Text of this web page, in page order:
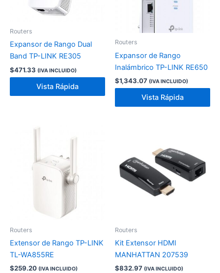
Routers
Expansor de Rango Dual
Band TP-LINK RE305
$471.33 (IVA INCLUIDO)
Vista Rápida
Routers
Expansor de Rango
Inalámbrico TP-LINK RE650
$1,343.07 (IVA INCLUIDO)
Vista Rápida
Routers
Extensor de Rango TP-LINK
TL-WA855RE
$259.20 (IVA INCLUIDO)
Routers
Kit Extensor HDMI
MANHATTAN 207539
$832.97 (IVA INCLUIDO)